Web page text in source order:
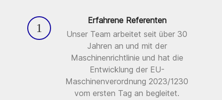
1
Erfahrene Referenten
Unser Team arbeitet seit über 30
Jahren an und mit der
Maschinenrichtlinie und hat die
Entwicklung der EU-
Maschinenverordnung 2023/1230
vom ersten Tag an begleitet.